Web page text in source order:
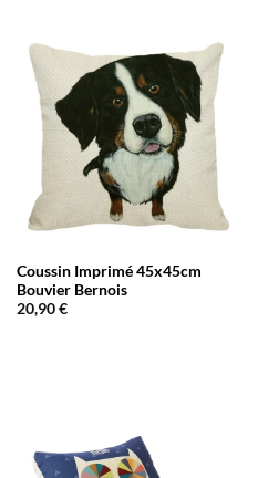
Coussin Imprimé 45x45cm
Bouvier Bernois
20,90€